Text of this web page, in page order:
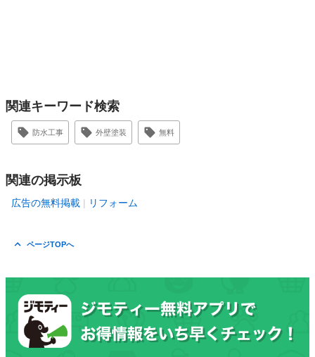
関連キーワード検索
防水工事 外壁塗装 無料
関連の掲示板
広告の無料掲載 リフォーム
ページTOPへ